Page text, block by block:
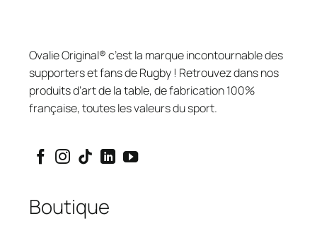
Ovalie Original® c’est la marque incontournable des
supporters et fans de Rugby ! Retrouvez dans nos
produits d’art de la table, de fabrication 100%
française, toutes les valeurs du sport.
Boutique